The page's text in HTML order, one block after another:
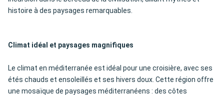
histoire à des paysages remarquables.
Climat idéal et paysages magnifiques
Le climat en méditerranée est idéal pour une croisière, avec ses
étés chauds et ensoleillés et ses hivers doux. Cette région offre
une mosaïque de paysages méditerranéens : des côtes